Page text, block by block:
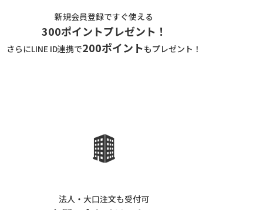
新規会員登録ですぐ使える
300ポイントプレゼント！
さらにLINE ID連携で200ポイントもプレゼント！
法人・大口注文も受付可